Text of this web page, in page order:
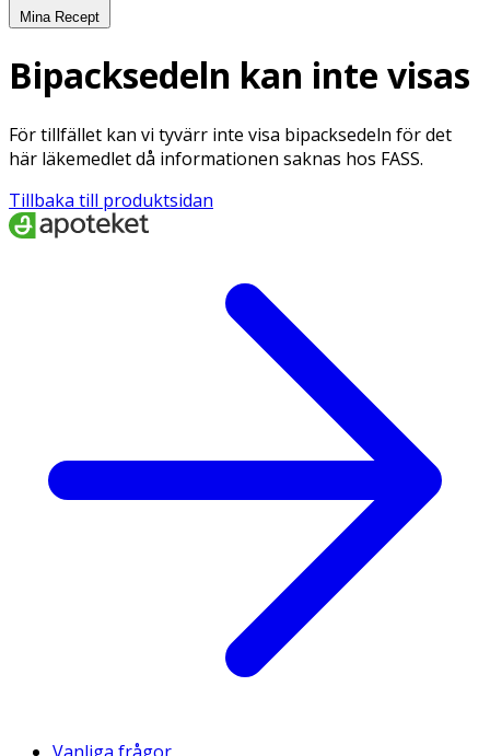
Mina Recept
Bipacksedeln kan inte visas
För tillfället kan vi tyvärr inte visa bipacksedeln för det
här läkemedlet då informationen saknas hos FASS.
Tillbaka till produktsidan